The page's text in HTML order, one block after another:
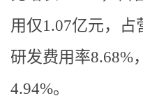
用仅1.07亿元，
研发费用率8.68%
4.94%。